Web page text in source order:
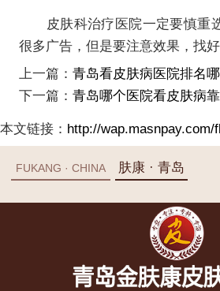
皮肤科治疗医院一定要慎重
很多广告，但是要注意效果，找好
上一篇： 青岛看皮肤病医院排名
下一篇： 青岛哪个医院看皮肤病
本文链接： http://wap.masnpay.com/
FUKANG · CHINA 肤康 · 青岛